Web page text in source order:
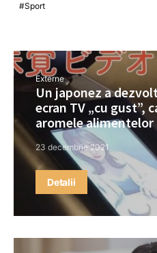
Sport
Externe
Un japonez a
ecran TV „cu gust”,
aromele alimentelor
23 decembrie 2021
Detalii